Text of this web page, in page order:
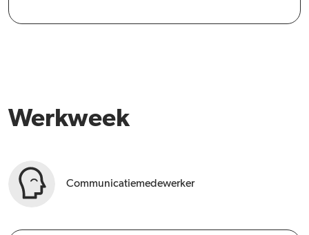
Werkweek
Communicatiemedewerker